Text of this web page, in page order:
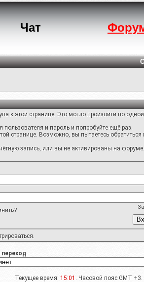
Чат
к этой странице. Это могло произойти по
и пароль и попробуйте ещё раз.
странице. Возможно, вы пытаетесь
запись, или вы не активированы на форуме.
.
Текущее время: 15:01 . Часовой пояс GMT +3.